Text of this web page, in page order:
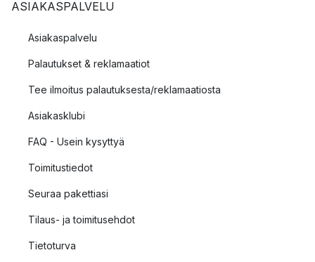
ASIAKASPALVELU
Asiakaspalvelu
Palautukset & reklamaatiot
Tee ilmoitus palautuksesta/reklamaatiosta
Asiakasklubi
FAQ - Usein kysyttyä
Toimitustiedot
Seuraa pakettiasi
Tilaus- ja toimitusehdot
Tietoturva